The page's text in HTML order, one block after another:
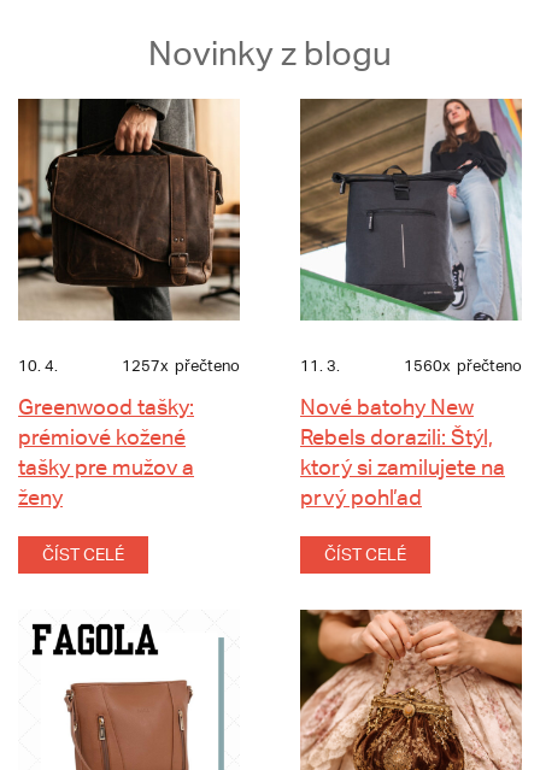
Novinky z blogu
10. 4. 1257x přečteno
Greenwood tašky:
prémiové kožené
tašky pre mužov a
ženy
ČÍST CELÉ
11. 3. 1560x přečteno
Nové batohy New
Rebels dorazili: Štýl,
ktorý si zamilujete na
prvý pohľad
ČÍST CELÉ